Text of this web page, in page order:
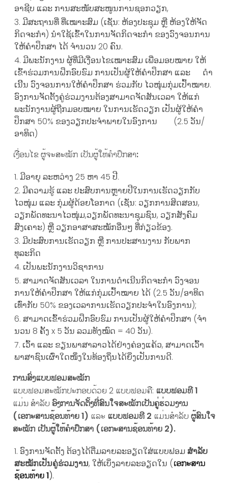
ອາຊີບ ແລະ ການສະໜັບສະໜູນການຊອກວຽກ,
ມີສະຖານທີ່ ທີ່ເໝາະ​ສົມ​ (ເຊັ່ນ: ຫ້ອງປະຊຸມ ຫຼື ຫ້ອງໃຫ້ຈັດ
ກິດຈະກຳ) ນໍາໃຊ້ເຂົ້າໃນການຈັດກິດຈະກໍາ ຂອງວົງຈອນການ
ໃຫ້ຄໍາປຶກສາ ໄດ້ ຈໍານວນ 20 ຄົນ.
ມີພະນັກງານ ຜູ້ທີ່ມີເງື່ອນໄຂເໝາະສົມ ເພື່ອມອບໝາຍ ໃຫ້
ເຂົ້າຮ່ວມການຝຶກອົບຮົມ ການເປັນຜູ້ໃຫ້ຄໍາປຶກສາ ແລະ ດຳ
ເນີີນ ວົງຈອນການໃຫ້ຄໍາປຶກສາ ຮ່ວມກັບ ໄວໜຸ່ມກຸ່ມເປົ້າໝາຍ.
ອົງການຈັດຕັ້ງຄູ່ຮ່ວມງານຕ້ອງສາມາດຈັດສັນເວລາ ໃຫ້ແກ່
ພະນັກງານຜູ້ຖືກມອບໝາຍ ໃນການເຮັດວຽກ ເປັນຜູ້ໃຫ້ຄໍາ
ປຶກສາ 50% ຂອງວຽກປະຈໍາພາຍໃນອົງການ (2.5 ວັນ/
ອາທິດ)
ເງື່ອນໄຂ ຜູ້ຈະສະໝັກ ເປັນຜູ້ໃຫ້ຄໍາປຶກສາ:
ມີອາຍຸ ລະຫວ່າງ 25 ຫາ 45 ປີ.
ມີຄວາມຮູ້ ແລະ ປະສົບການຫຼາຍປີໃນການເຮັດວຽກກັບ
ໄວໜຸ່ມ ແລະ ກຸ່ມຜູ້ດ້ອຍໂອກາດ (ເຊັ່ນ: ວຽກການສິດສອນ,
ວຽກພັດທະນາໄວໜຸ່ມ,ວຽກພັດທະນາຊຸມຊົນ, ວຽກສັງຄົມ
ສົງເຄາະ) ຫຼື ວຽກອາສາສະໝັກອື່ນໆ ທີ່ກ່ຽວຂ້ອງ.
ມີປະສົບການເຮັດວຽກ ຫຼື ການປະສານງານ ກັບພາກ
ທຸລະກິດ
ເປັນພະນັກງານວິຊາການ
ສາມາດຈັດສັນເວລາ ໃນການດຳເນີນກິດຈະກຳ ວົງຈອນ
ການໃຫ້ຄໍາປຶກສາ ໃຫ້ແກ່ກຸ່ມເປົ້າໝາຍ ໄດ້ (2.5 ວັນ/ອາທິດ
ເທົ່າກັບ 50% ຂອງເວລາການເຮັດວຽກປະຈໍາໃນອົງການ);
ສາມາດເຂົ້າຮ່ວມຝຶກອົບຮົມ ການເປັນຜູ້ໃຫ້ຄໍາປຶກສາ (ຈໍາ
ນວນ 8 ຄັ້ງ x 5 ວັນ ລວມທັງໝົດ = 40 ວັນ).
ເວົ້າ ແລະ ຂຽນພາສາລາວໄດ້ຢ່າງຄ່ອງແຄ້ວ, ສາມາດເວົ້າ
ພາສາຊົນເຜົ່າໃດໜຶ່ງໃນທ້ອງຖິ່ນໄດ້ຍິ່ງເປັນການດີ.
ການສົ່ງແບບຟອມສະໝັກ
ແບບຟອມສະໝັກປະກອບດ້ວຍ 2 ແບບຟອມຄື: ແບບຟອມທີ 1
ແມ່ນ ສໍາລັບ ອົງການຈັດຕັ້ງທີ່ສົນໃຈສະໝັກເປັນຄູ່ຮ່ວມງານ
(ເອກະສານຊ້ອນທ້າຍ 1) ແລະ ແບບຟອມທີ 2 ແມ່ນສໍາລັບ ຜູ້ສົນໃຈ
ສະໝັກ ເປັນຜູ້ໃຫ້ຄໍາປຶກສາ (ເອກະສານຊ້ອນທ້າຍ 2).
ອົງການຈັດຕັ້ງ ຕ້ອງໄດ້ຕື່ມລາຍລະອຽດໃສ່ແບບຟອມສໍາລັບ
ສະໝັກເປັນຄູ່ຮ່ວມງານ, ໃຫ້ເບິ່ງລາຍລະອຽດໃນ (ເອກະສານ
ຊ້ອນທ້າຍ 1).